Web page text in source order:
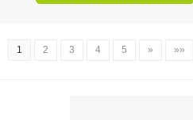
1 2 3 4 5 » »»